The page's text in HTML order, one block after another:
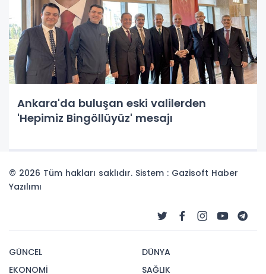
Ankara'da buluşan eski valilerden
'Hepimiz Bingöllüyüz' mesajı
© 2026 Tüm hakları saklıdır. Sistem : Gazisoft Haber
Yazılımı
GÜNCEL
EKONOMİ
DÜNYA
SAĞLIK